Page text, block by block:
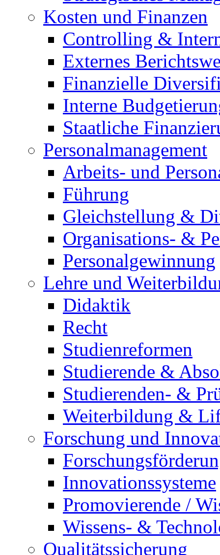
Kosten und Finanzen
Controlling &
Externes
Finanzielle
Interne
Staatliche
Personalmanagement
Arbeits- und
Führung
Gleichstellung &
Organisations- &
Personalgewinnung
Lehre und
Didaktik
Recht
Studienreformen
Studierende &
Studierenden- &
Weiterbildung &
Forschung und
Innovationssysteme
Promovierende /
Wissens- &
Qualitätssicherung